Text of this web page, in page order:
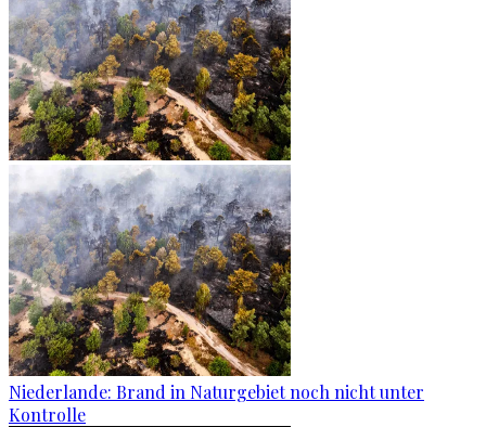
Niederlande: Brand in Naturgebiet noch nicht unter
Kontrolle